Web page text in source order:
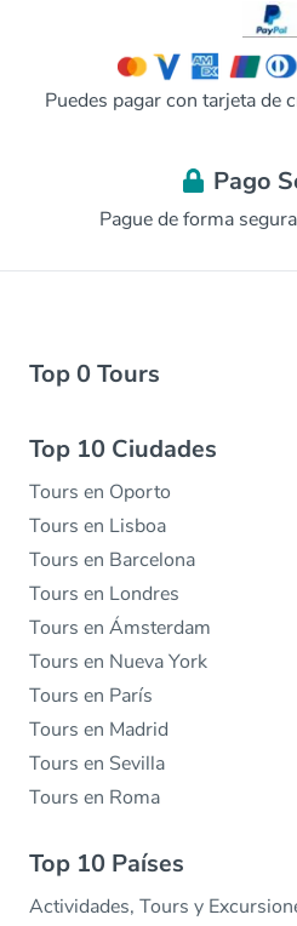
Puedes pagar con tarjeta de
Pago
Pague de forma
Top 0 Tours
Top 10 Ciudades
Tours en Oporto
Tours en Lisboa
Tours en Barcelona
Tours en Londres
Tours en Ámsterdam
Tours en Nueva York
Tours en París
Tours en Madrid
Tours en Sevilla
Tours en Roma
Top 10 Países
Actividades, Tours y